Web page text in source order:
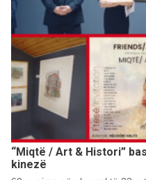
“Miqtë / Art & Histori”
kinezë